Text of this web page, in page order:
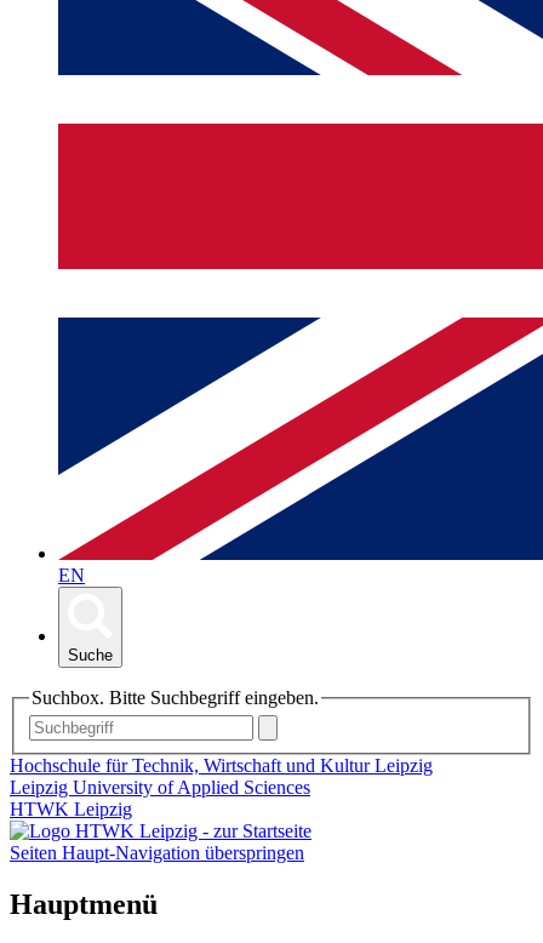
EN
Suche
Suchbox. Bitte Suchbegriff eingeben.
Hochschule für Technik, Wirtschaft und Kultur Leipzig
Leipzig University of Applied Sciences
HTWK Leipzig
Seiten Haupt-Navigation überspringen
Hauptmenü